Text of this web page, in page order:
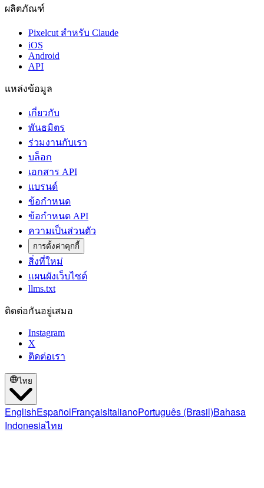
ผลิตภัณฑ์
Pixelcut สำหรับ Claude
iOS
Android
API
แหล่งข้อมูล
เกี่ยวกับ
พันธมิตร
ร่วมงานกับเรา
บล็อก
เอกสาร API
แบรนด์
ข้อกำหนด
ข้อกำหนด API
ความเป็นส่วนตัว
การตั้งค่าคุกกี้
สิ่งที่ใหม่
แผนผังเว็บไซต์
llms.txt
ติดต่อกันอยู่เสมอ
Instagram
X
ติดต่อเรา
ไทย
EnglishEspañolFrançaisItalianoPortuguês (Brasil)Bahasa
Indonesiaไทย